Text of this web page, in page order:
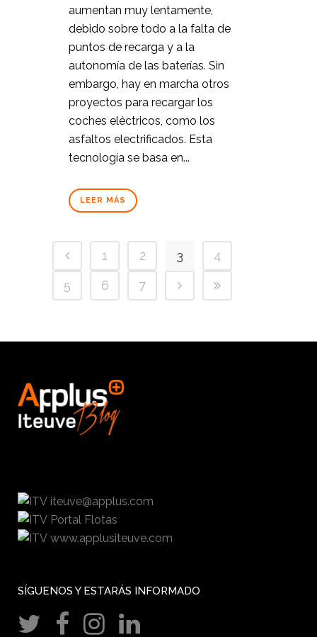
aumentan muy lentamente,
debido sobre todo a la falta de
puntos de recarga y a la
autonomía de las baterías. Sin
embargo, hay en marcha otros
proyectos para recargar los
coches eléctricos, como los
asfaltos electrificados. Esta
tecnología se basa en...
LEER MÁS
1 2 3
4
5
6 7
iteuve@applus.com
Portal Flotas
www.applusiteuve.com
SÍGUENOS Y ESTARÁS INFORMADO